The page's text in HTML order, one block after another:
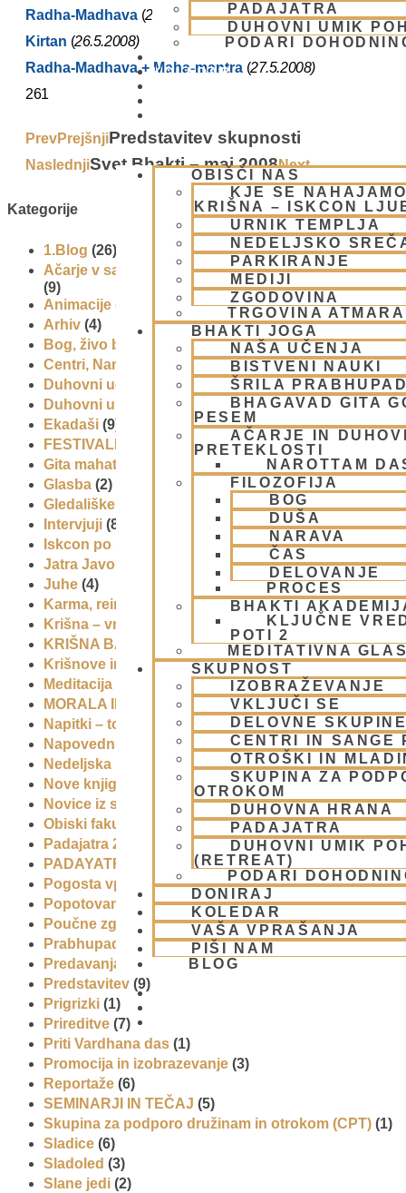
PADAJATRA
DUHOVNI UMIK
PODARI
KOLEDAR
OBIŠČI NAS
KJE SE
KRIŠNA – ISKCON
URNIK TEMPLJA
NEDELJSKO
PARKIRANJE
MEDIJI
ZGODOVINA
TRGOVINA
BHAKTI JOGA
NAŠA UČENJA
BISTVENI NAUKI
ŠRILA
BHAGAVAD GITA
PESEM
AČARJE IN
PRETEKLOSTI
NAROTTAM
FILOZOFIJA
BOG
DUŠA
NARAVA
ČAS
DELOVANJE
PROCES
BHAKTI
KLJUČNE
POTI 2
MEDITATIVNA
SKUPNOST
IZOBRAŽEVANJE
VKLJUČI SE
DELOVNE
CENTRI IN SANGE
OTROŠKI IN
SKUPINA ZA
OTROKOM
DUHOVNA HRANA
PADAJATRA
DUHOVNI UMIK
(RETREAT)
PODARI
DONIRAJ
KOLEDAR
VAŠA VPRAŠANJA
PIŠI NAM
BLOG
Radha-Madhava (24.5.2008)
Kirtan (26.5.2008)
Radha-Madhava + Maha-mantra (27.5.2008)
261
PrevPrejšnjiPredstavitev skupnosti
NaslednjiSvet Bhakti – maj 2008Next
Kategorije
1.Blog (26)
Ačarje v sampradaji – duhovni učitelji iz preteklosti
(9)
Animacije (1)
Arhiv (4)
Bog, živo bitje in narava(17)
Centri, Nama hatte in sange po Sloveniji(1)
Duhovni učitelj – Šrila Prabhupada(9)
Duhovni umik
Ekadaši (9)
FESTIVALI
Gita mahatmja
Glasba (2)
Gledališke igre
Intervjuji (8)
Iskcon po svetu
Jatra Javornik 2008
Juhe (4)
Karma, reinkarnacija in bhakti(8)
Krišna – vrhovna božanska oseba (7)
KRIŠNA BAZAR
Krišnove inkarnacije(11)
Meditacija
MORALA IN ETIKA
(5)
Napitki – topli
Napovednik
Nedeljska predavanja in festivali(1)
Nove knjige
Novice iz skupnosti(1)
Obiski fakultete – šole (6)
Padajatra 2008
PADAYATRA
Pogosta vprašanja(2)
Popotovanja
Poučne zgodbe in nauki(8)
Prabhupadovi učenci in ostali(3)
Predavanja
(2)
Predstavitev (9)
Prigrizki (1)
Prireditve (7)
Priti Vardhana das (1)
Promocija in izobrazevanje (3)
Reportaže (6)
SEMINARJI IN TEČAJ (5)
Skupina za podporo družinam in otrokom (CPT) (1)
Sladice (6)
Sladoled (3)
Slane jedi (2)